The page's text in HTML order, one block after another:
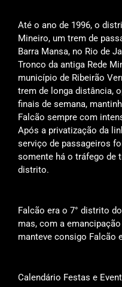
Até o ano de 1996, o
Mineiro, um trem de
Barra Mansa, no Rio de
Tronco da antiga Rede
município de Ribeirão
trem de longa distância,
finais de semana,
Falcão sempre com
Após a privatização da
serviço de passageiros
somente há o tráfego de
distrito.
Falcão era o 7° distrito
mas, com a
manteve consigo Falcão
Calendário Festas e